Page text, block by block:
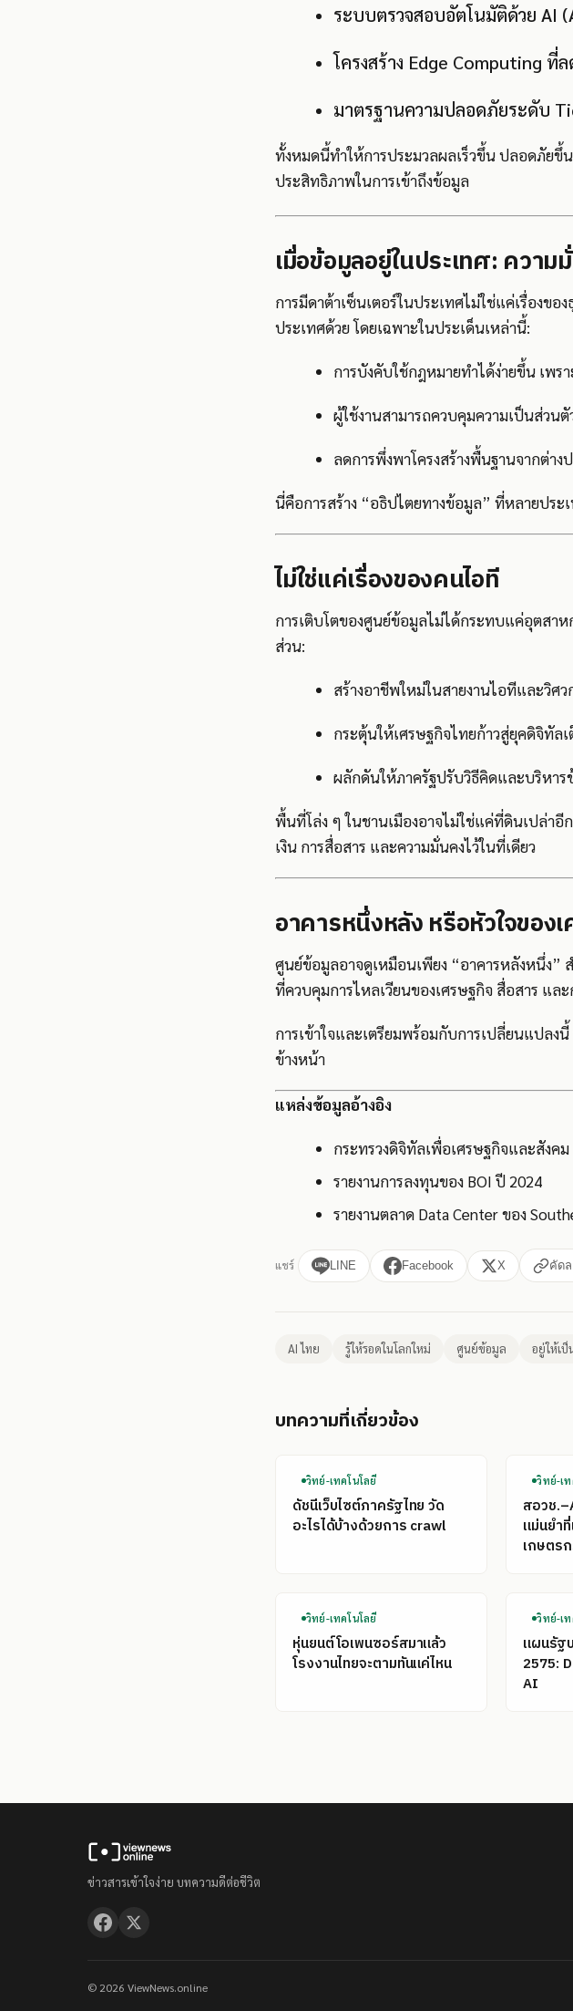
ระบบตรวจสอบอัตโนมัติด้วย AI
โครงสร้าง Edge Computing ที่
มาตรฐานความปลอดภัยระดับ
ทั้งหมดนี้ทำให้การประมวลผลเร็วขึ้น ปลอดภัยขึ้
ประสิทธิภาพในการเข้าถึงข้อมูล
เมื่อข้อมูลอยู่ในประเทศ: ควา
การมีดาต้าเซ็นเตอร์ในประเทศไม่ใช่แค่เรื่องข
ประเทศด้วย โดยเฉพาะในประเด็นเหล่านี้:
การบังคับใช้กฎหมายทำได้ง่ายขึ้น เพร
ผู้ใช้งานสามารถควบคุมความเป็นส่วน
ลดการพึ่งพาโครงสร้างพื้นฐานจากต่า
นี่คือการสร้าง “อธิปไตยทางข้อมูล” ที่หลายประ
ไม่ใช่แค่เรื่องของคนไอที
การเติบโตของศูนย์ข้อมูลไม่ได้กระทบแค่อุตสา
ส่วน:
สร้างอาชีพใหม่ในสายงานไอทีและวิศ
กระตุ้นให้เศรษฐกิจไทยก้าวสู่ยุคดิจิทัล
ผลักดันให้ภาครัฐปรับวิธีคิดและบริหาร
พื้นที่โล่ง ๆ ในชานเมืองอาจไม่ใช่แค่ที่ดินเปล่าอี
เงิน การสื่อสาร และความมั่นคงไว้ในที่เดียว
อาคารหนึ่งหลัง หรือหัวใจของ
ศูนย์ข้อมูลอาจดูเหมือนเพียง “อาคารหลังหนึ่ง
ที่ควบคุมการไหลเวียนของเศรษฐกิจ สื่อสาร แล
การเข้าใจและเตรียมพร้อมกับการเปลี่ยนแปล
ข้างหน้า
แหล่งข้อมูลอ้างอิง
กระทรวงดิจิทัลเพื่อเศรษฐกิจและสังคม
รายงานการลงทุนของ BOI ปี 2024
รายงานตลาด Data Center ของ
แชร์ LINE Facebook X คัด
AI ไทย รู้ให้รอดในโลกใหม่ ศูนย์ข้อมูล อยู่ให้เ
บทความที่เกี่ยวข้อง
วิทย์-เทคโนโลยี
ดัชนีเว็บไซต์ภาครัฐไทย วัด
อะไรได้บ้างด้วยการ crawl
วิทย์-เ
สอวช
แม่นยำ
เกษตร
วิทย์-เทคโนโลยี
หุ่นยนต์โอเพนซอร์สมาแล้ว
โรงงานไทยจะตามทันแค่ไหน
วิทย์-เ
แผนรัฐ
2575:
AI
ข่าวสารเข้าใจง่าย บทความดีต่อชีวิต
© 2026 ViewNews.online